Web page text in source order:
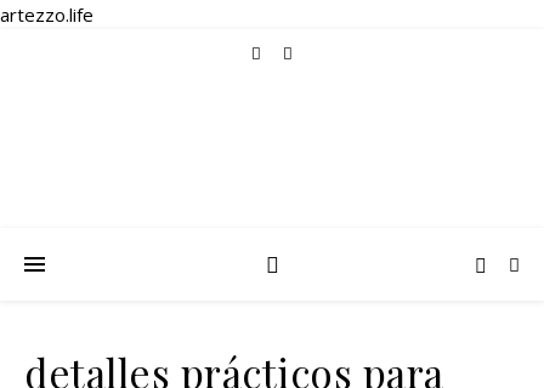
artezzo.life
detalles prácticos para